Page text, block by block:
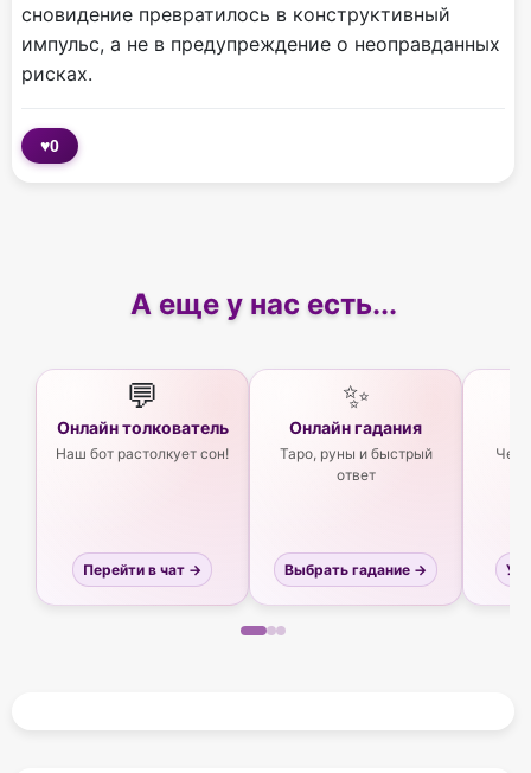
сновидение превратилось в конструктивный
импульс, а не в предупреждение о неоправданных
рисках.
♥0
А еще у нас есть...
💬
Онлайн толкователь
Наш бот растолкует сон!
Перейти в чат →
✨
Онлайн гадания
Таро, руны и быстрый
ответ
Выбрать гадание →